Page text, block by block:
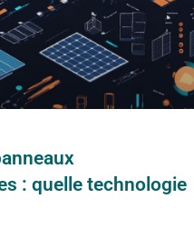
: quelle technologie